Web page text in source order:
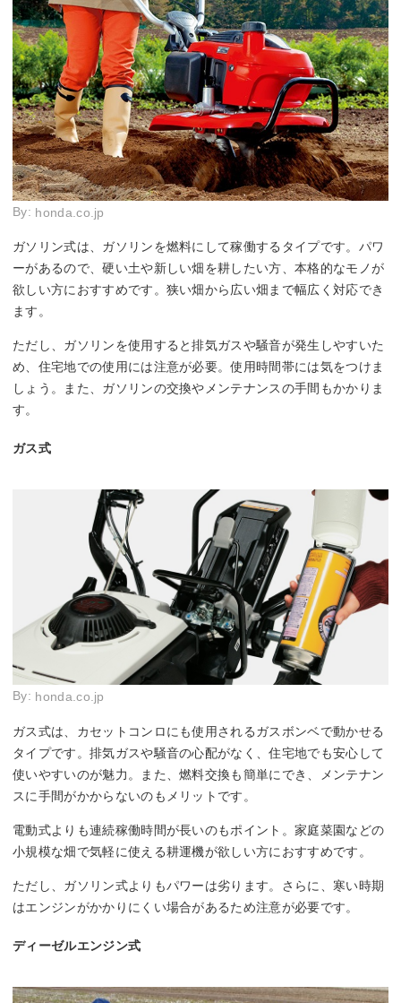
By: honda.co.jp
ガソリン式は、ガソリンを燃料にして稼働するタイプです。パワ
ーがあるので、硬い土や新しい畑を耕したい方、本格的なモノが
欲しい方におすすめです。狭い畑から広い畑まで幅広く対応でき
ます。
ただし、ガソリンを使用すると排気ガスや騒音が発生しやすいた
め、住宅地での使用には注意が必要。使用時間帯には気をつけま
しょう。また、ガソリンの交換やメンテナンスの手間もかかりま
す。
ガス式
By: honda.co.jp
ガス式は、カセットコンロにも使用されるガスボンベで動かせる
タイプです。排気ガスや騒音の心配がなく、住宅地でも安心して
使いやすいのが魅力。また、燃料交換も簡単にでき、メンテナン
スに手間がかからないのもメリットです。
電動式よりも連続稼働時間が長いのもポイント。家庭菜園などの
小規模な畑で気軽に使える耕運機が欲しい方におすすめです。
ただし、ガソリン式よりもパワーは劣ります。さらに、寒い時期
はエンジンがかかりにくい場合があるため注意が必要です。
ディーゼルエンジン式